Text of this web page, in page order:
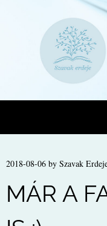
2018-08-06 by Szavak
MÁR A